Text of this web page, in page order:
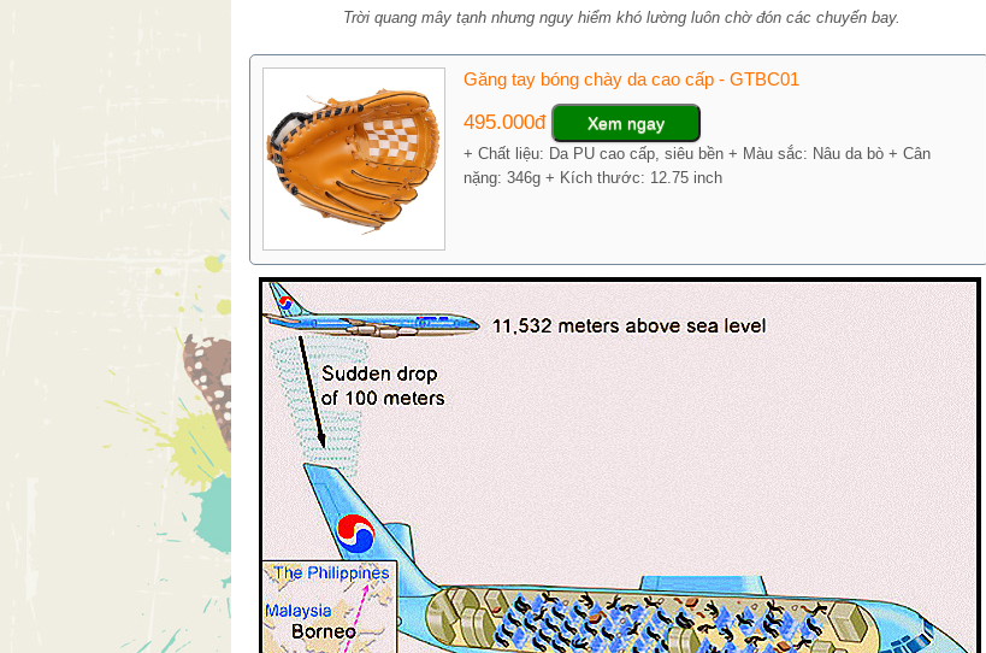
Trời quang mây tạnh nhưng nguy hiểm khó lường luôn chờ đón các chuyến bay.
Găng tay bóng chày da cao cấp - GTBC01
495.000đ Xem ngay
+ Chất liệu: Da PU cao cấp, siêu bền + Màu sắc: Nâu da bò + Cân
nặng: 346g + Kích thước: 12.75 inch